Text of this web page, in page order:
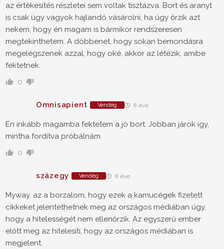
az értékesítés részletei sem voltak tisztázva. Bort és aranyt
is csak úgy vagyok hajlandó vásárolni, ha úgy őrzik azt
nekem, hogy én magam is bármikor rendszeresen
megtekinthetem. A döbbenet, hogy sokan bemondásra
megelégszenek azzal, hogy oké, akkor az létezik, amibe
fektetnek.
0
Omnisapient Vendég 8 éve
Én inkább magamba fektetem a jó bort. Jobban járok így,
mintha fordítva próbálnám.
0
százegy Vendég 8 éve
Myway, az a borzalom, hogy ezek a kamucégek fizetett
cikkeket jelentethetnek meg az országos médiában úgy,
hogy a hitelességét nem ellenőrzik. Az egyszerű ember
előtt meg az hitelesíti, hogy az országos médiában is
megjelent.